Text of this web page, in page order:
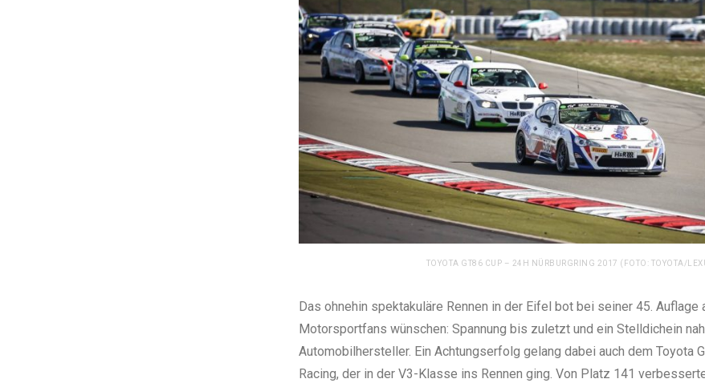
TOYOTA GT86 CUP – 24H NÜRBURGRING 2017 (FOTO: TOYOTA/
Das ohnehin spektakuläre Rennen in der Eifel bot bei seiner 45. Auflage
Motorsportfans wünschen: Spannung bis zuletzt und ein Stelldichein
Automobilhersteller. Ein Achtungserfolg gelang dabei auch dem Toyota
Racing, der in der V3-Klasse ins Rennen ging. Von Platz 141